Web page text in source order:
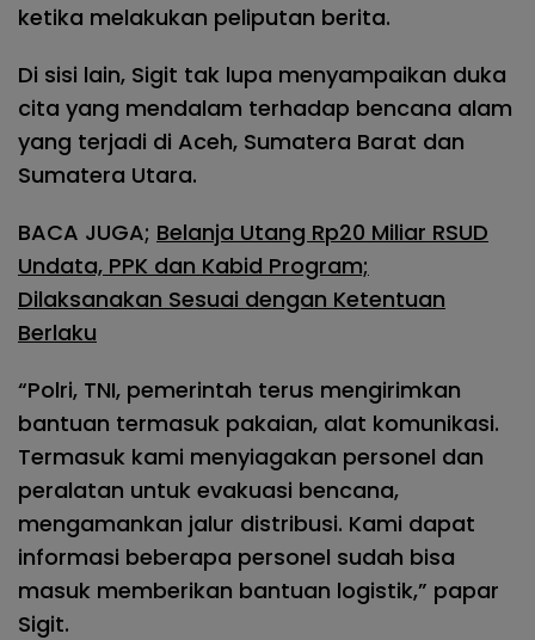
ketika melakukan peliputan berita.
Di sisi lain, Sigit tak lupa menyampaikan duka
cita yang mendalam terhadap bencana alam
yang terjadi di Aceh, Sumatera Barat dan
Sumatera Utara.
BACA JUGA; Belanja Utang Rp20 Miliar RSUD
Undata, PPK dan Kabid Program;
Dilaksanakan Sesuai dengan Ketentuan
Berlaku
“Polri, TNI, pemerintah terus mengirimkan
bantuan termasuk pakaian, alat komunikasi.
Termasuk kami menyiagakan personel dan
peralatan untuk evakuasi bencana,
mengamankan jalur distribusi. Kami dapat
informasi beberapa personel sudah bisa
masuk memberikan bantuan logistik,” papar
Sigit.